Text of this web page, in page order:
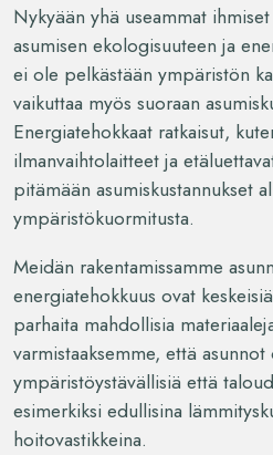
Nykyään yhä useammat
asumisen ekologisuuteen ja
ei ole pelkästään ympäristön
vaikuttaa myös suoraan
Energiatehokkaat ratkaisut,
ilmanvaihtolaitteet ja
pitämään asumiskustannukset
ympäristökuormitusta.
Meidän rakentamissamme
energiatehokkuus ovat
parhaita mahdollisia
varmistaaksemme, että asunnot
ympäristöystävällisiä että
esimerkiksi edullisina
hoitovastikkeina.